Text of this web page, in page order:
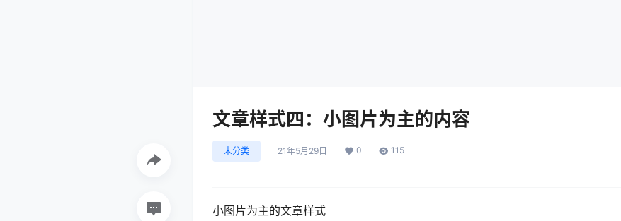
文章样式四：小图片为主的内容
未分类 21年5月29日 0 115
小图片为主的文章样式